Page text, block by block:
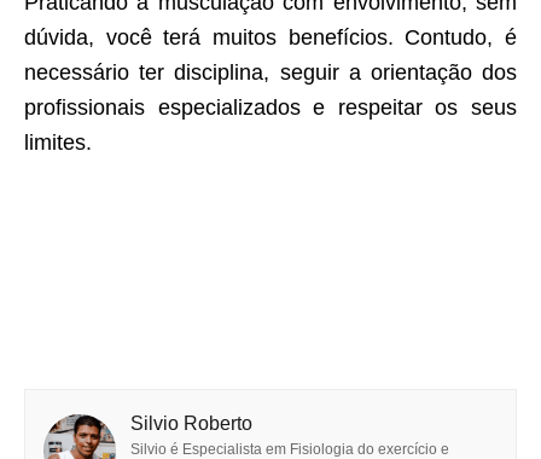
dúvida, você terá muitos benefícios. Contudo, é
necessário ter disciplina, seguir a orientação dos
profissionais especializados e respeitar os seus
limites.
Silvio Roberto
Silvio é Especialista em Fisiologia do exercício e